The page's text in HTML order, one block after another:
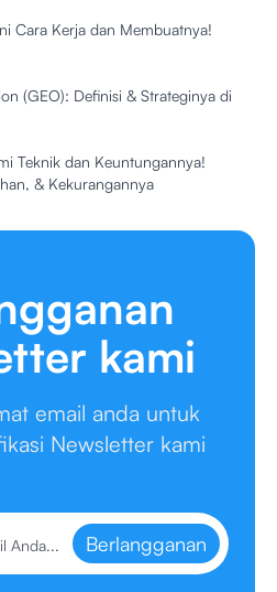
Cara Kerja dan Membuatnya!
(GEO): Definisi & Strateginya di
Teknik dan Keuntungannya!
& Kekurangannya
kami
email anda untuk
Newsletter kami
Berlangganan